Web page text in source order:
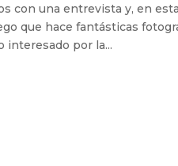
con una entrevista y, en
que hace fantásticas
interesado por la...